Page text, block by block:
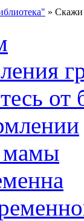
» Скажи
от
мамы